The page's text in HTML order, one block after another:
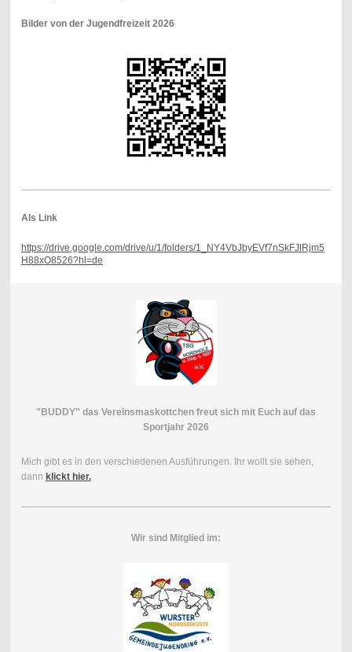
Bilder von der Jugendfreizeit 2026
Als Link
https://drive.google.com/drive/u/1/folders/1_NY4VbJbyEVf7nSkFJlRjm5
H88xO8526?hl=de
"BUDDY" das Vereinsmaskottchen freut sich mit Euch auf das
Sportjahr 2026
Mich gibt es in den verschiedenen Ausführungen. Ihr wollt sie sehen,
dann klickt hier.
Wir sind Mitglied im: